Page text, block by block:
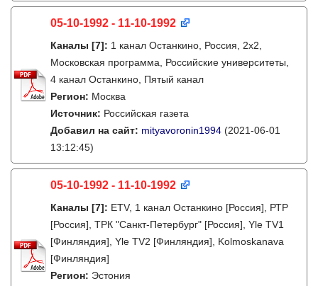
05-10-1992 - 11-10-1992
Каналы [7]: 1 канал Останкино, Россия, 2х2,
Московская программа, Российские университеты,
4 канал Останкино, Пятый канал
Регион: Москва
Источник: Российская газета
Добавил на сайт: mityavoronin1994 (2021-06-01
13:12:45)
05-10-1992 - 11-10-1992
Каналы [7]: ETV, 1 канал Останкино [Россия], РТР
[Россия], ТРК "Санкт-Петербург" [Россия], Yle TV1
[Финляндия], Yle TV2 [Финляндия], Kolmoskanava
[Финляндия]
Регион: Эстония